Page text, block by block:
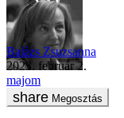
Balázs Zsuzsanna
2023. február 2.
majom
Megosztás